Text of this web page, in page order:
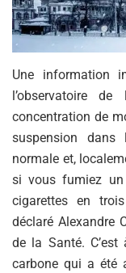
Une information
l’observatoire
concentration de
suspension
normale et,
si vous fumiez
cigarettes en
déclaré Alexandre
de la Santé.
carbone qui a été